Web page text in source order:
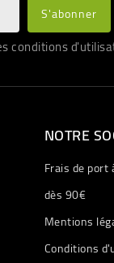
conditions
NOTRE
Frais de
dès 90€
Mentions
Conditions